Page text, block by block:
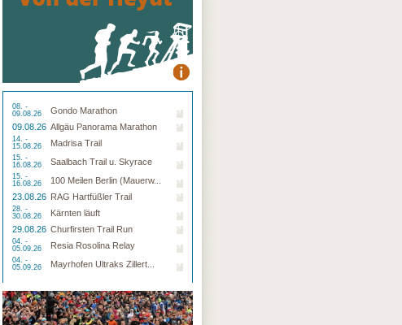
08. -
09.08.26
Gondo Marathon
09.08.26 Allgäu Panorama Marathon
14. -
15.08.26
Madrisa Trail
15. -
16.08.26
Saalbach Trail u. Skyrace
15. -
16.08.26
100 Meilen Berlin (Mauerw...
23.08.26 RAG Hartfüßler Trail
28. -
30.08.26
Kärnten läuft
29.08.26 Churfirsten Trail Run
04. -
05.09.26
Resia Rosolina Relay
04. -
05.09.26
Mayrhofen Ultraks Zillert...